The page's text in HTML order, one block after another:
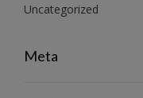
Uncategorized
Meta